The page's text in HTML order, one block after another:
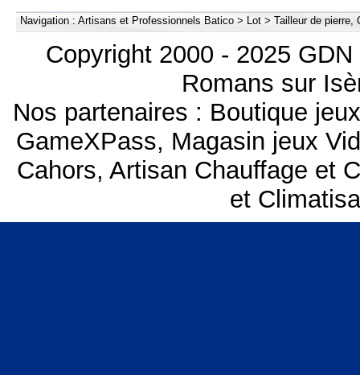
Navigation : Artisans et Professionnels Batico > Lot > Tailleur de pierre,
Copyright 2000 - 2025
Romans sur
Nos partenaires : Boutique
GameXPass, Magasin jeux
Cahors, Artisan Chauffage et
et